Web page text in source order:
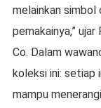
melainkan simbol
pemakainya,”
Co. Dalam
koleksi ini: setiap
mampu